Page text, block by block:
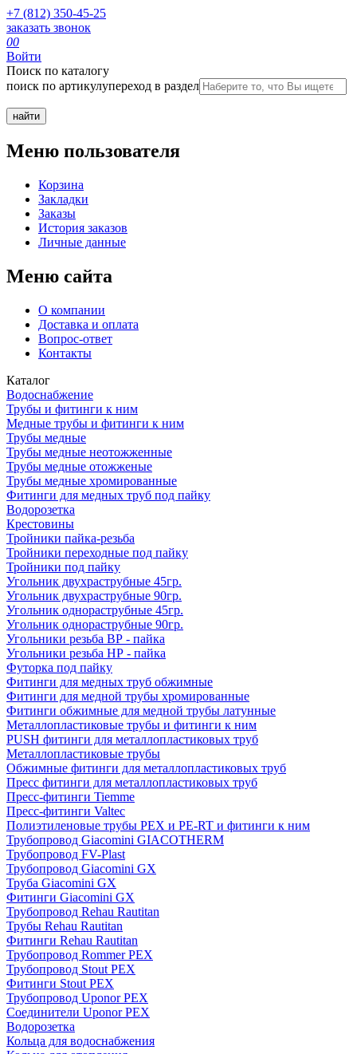
+7 (812) 350-45-25
заказать звонок
00
Войти
Поиск по каталогу
поиск по артикулупереход в раздел
Меню пользователя
Корзина
Закладки
Заказы
История заказов
Личные данные
Меню сайта
О компании
Доставка и оплата
Вопрос-ответ
Контакты
Каталог
Водоснабжение
Трубы и фитинги к ним
Медные трубы и фитинги к ним
Трубы медные
Трубы медные неотожженные
Трубы медные отожженые
Трубы медные хромированные
Фитинги для медных труб под пайку
Водорозетка
Крестовины
Тройники пайка-резьба
Тройники переходные под пайку
Тройники под пайку
Угольник двухраструбные 45гр.
Угольник двухраструбные 90гр.
Угольник однораструбные 45гр.
Угольник однораструбные 90гр.
Угольники резьба ВР - пайка
Угольники резьба НР - пайка
Футорка под пайку
Фитинги для медных труб обжимные
Фитинги для медной трубы хромированные
Фитинги обжимные для медной трубы латунные
Металлопластиковые трубы и фитинги к ним
PUSH фитинги для металлопластиковых труб
Металлопластиковые трубы
Обжимные фитинги для металлопластиковых труб
Пресс фитинги для металлопластиковых труб
Пресс-фитинги Tiemme
Пресс-фитинги Valtec
Полиэтиленовые трубы PEX и PE-RT и фитинги к ним
Трубопровод Giacomini GIACOTHERM
Трубопровод FV-Plast
Трубопровод Giacomini GX
Труба Giacomini GX
Фитинги Giacomini GX
Трубопровод Rehau Rautitan
Трубы Rehau Rautitan
Фитинги Rehau Rautitan
Трубопровод Rommer PEX
Трубопровод Stout PEX
Фитинги Stout PEX
Трубопровод Uponor PEX
Соединители Uponor PEX
Водорозетка
Кольца для водоснабжения